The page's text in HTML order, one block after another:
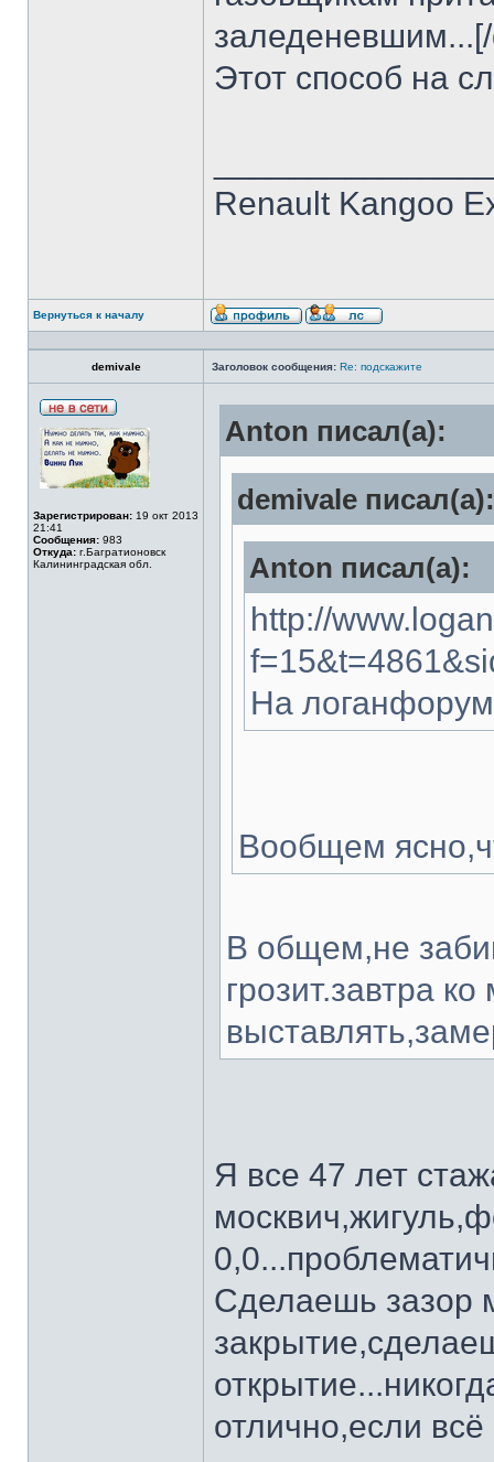
Этот способ на
Renault Kangoo
Вернуться к началу
demivale Заголовок сообщения: Re: подскажите
Зарегистрирован: 19 окт 2013
21:41
Сообщения: 983
Откуда: г.Багратионовск
Калининградская обл.
Anton писал(а):
demivale писал(а):
Anton писал(а):
http://
На
Вообщем
В общем,не
грозит.завтра
Я все 47 лет
Сделаешь зазор
отлично,если